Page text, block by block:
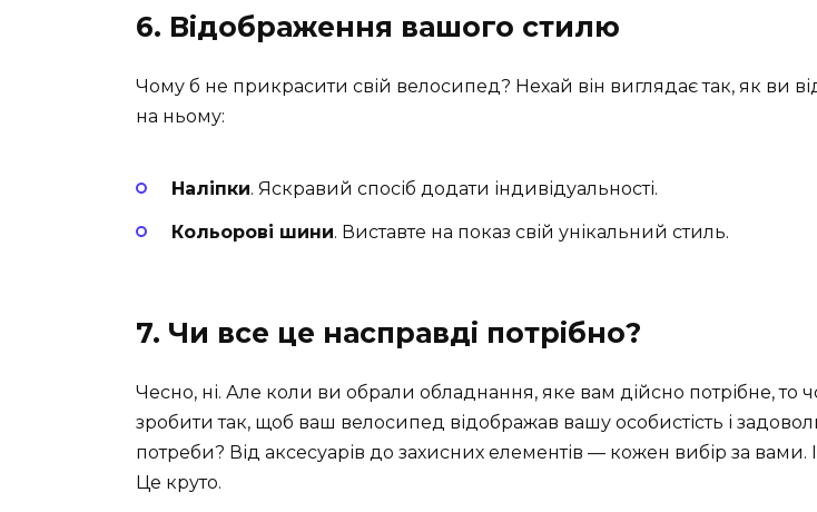
6. Відображення вашого стилю
Чому б не прикрасити свій велосипед? Нехай він виглядає так, як ви
на ньому:
Наліпки. Яскравий спосіб додати індивідуальності.
Кольорові шини. Виставте на показ свій унікальний стиль.
7. Чи все це насправді потрібно?
Чесно, ні. Але коли ви обрали обладнання, яке вам дійсно потрібне, то
зробити так, щоб ваш велосипед відображав вашу особистість і
потреби? Від аксесуарів до захисних елементів — кожен вибір за вами.
Це круто.